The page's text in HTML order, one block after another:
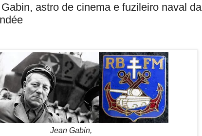
astro de cinema e fuzileiro naval da
Jean Gabin,